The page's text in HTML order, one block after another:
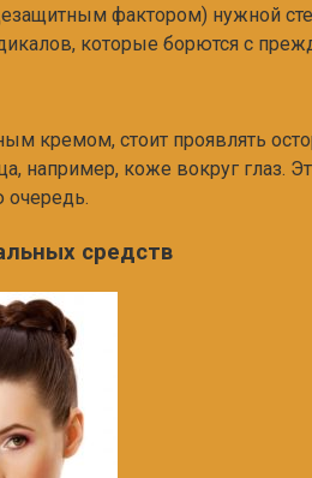
фактором) нужной
которые борются с
кремом, стоит проявлять
например, коже вокруг глаз.
очередь.
средств